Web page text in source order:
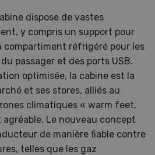
dispose de vastes
y compris un support pour
compartiment réfrigéré pour les
passager et des ports USB.
optimisée, la cabine est la
et ses stores, alliés au
climatiques « warm feet,
Le nouveau concept
de manière fiable contre
telles que les gaz